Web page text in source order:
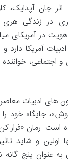
جان آپدایک،
در زندگی هری
آمریکا دارد
اجتماعی،
های ادبیات معاصر
جایگاه خود را
رمان «فرار
اولین و شاید
به عنوان پنج